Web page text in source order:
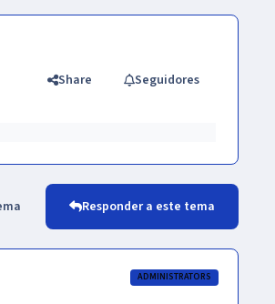
Share Seguidores
Responder a este tema
ADMINISTRATORS